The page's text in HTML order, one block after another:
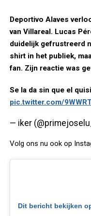
Deportivo Alaves
van Villareal. Lucas
duidelijk gefrustreerd
shirt in het publiek,
fan. Zijn reactie was
Se la da sin que el
pic.twitter.com/
— iker
Volg ons nu ook op
Dit bericht bekijken